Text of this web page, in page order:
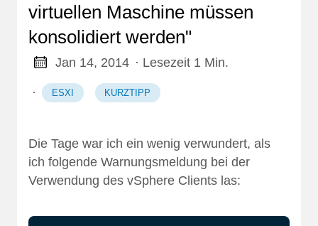
virtuellen Maschine müssen
konsolidiert werden"
Jan 14, 2014 · Lesezeit 1 Min.
· ESXI KURZTIPP
Die Tage war ich ein wenig verwundert, als
ich folgende Warnungsmeldung bei der
Verwendung des vSphere Clients las: